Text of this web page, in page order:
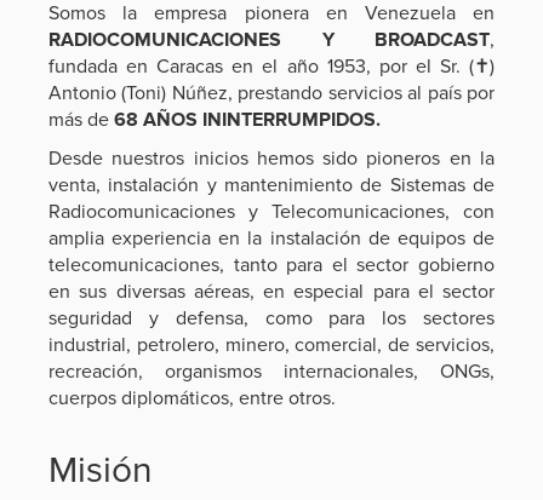
Somos la empresa pionera en Venezuela en
RADIOCOMUNICACIONES Y BROADCAST,
fundada en Caracas en el año 1953, por el Sr. (✝)
Antonio (Toni) Núñez, prestando servicios al país por
más de 68 AÑOS ININTERRUMPIDOS.
Desde nuestros inicios hemos sido pioneros en la
venta, instalación y mantenimiento de Sistemas de
Radiocomunicaciones y Telecomunicaciones, con
amplia experiencia en la instalación de equipos de
telecomunicaciones, tanto para el sector gobierno
en sus diversas aéreas, en especial para el sector
seguridad y defensa, como para los sectores
industrial, petrolero, minero, comercial, de servicios,
recreación, organismos internacionales, ONGs,
cuerpos diplomáticos, entre otros.
Misión